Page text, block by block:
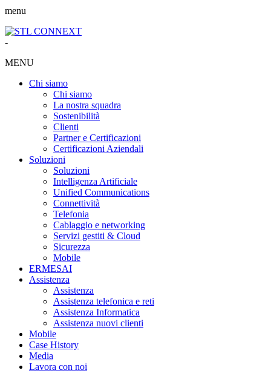
menu
-
MENU
Chi siamo
Chi siamo
La nostra squadra
Sostenibilità
Clienti
Partner e Certificazioni
Certificazioni Aziendali
Soluzioni
Soluzioni
Intelligenza Artificiale
Unified Communications
Connettività
Telefonia
Cablaggio e networking
Servizi gestiti & Cloud
Sicurezza
Mobile
ERMESAI
Assistenza
Assistenza
Assistenza telefonica e reti
Assistenza Informatica
Assistenza nuovi clienti
Mobile
Case History
Media
Lavora con noi